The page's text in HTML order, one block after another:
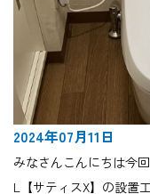
2024年07月11日
みなさんこんにちは今
L【サティスX】の設置